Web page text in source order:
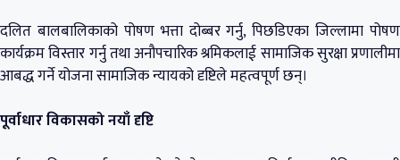
दलित बालबालिकाको पोषण भत्ता दोब्बर गर्नु, पिछडिएका जिल्लामा पोषण
कार्यक्रम विस्तार गर्नु तथा अनौपचारिक श्रमिकलाई सामाजिक सुरक्षा प्रणालीमा
आबद्ध गर्ने योजना सामाजिक न्यायको दृष्टिले महत्वपूर्ण छन्।
पूर्वाधार विकासको नयाँ दृष्टि